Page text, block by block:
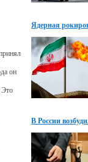
он
Это
Ядерная
В России